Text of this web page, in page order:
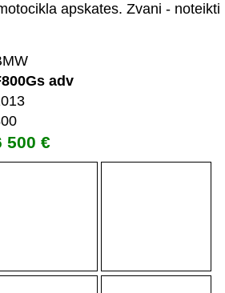
apskates. Zvani - noteikti
adv
500 €